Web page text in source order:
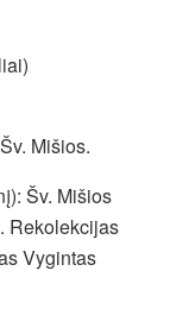
Mišios.
Šv. Mišios
Rekolekcijas
Vygintas